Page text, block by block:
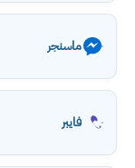
ماسنجر
فايبر